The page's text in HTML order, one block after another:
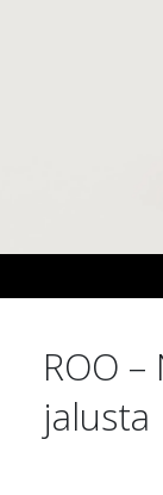
ROO
jalusta